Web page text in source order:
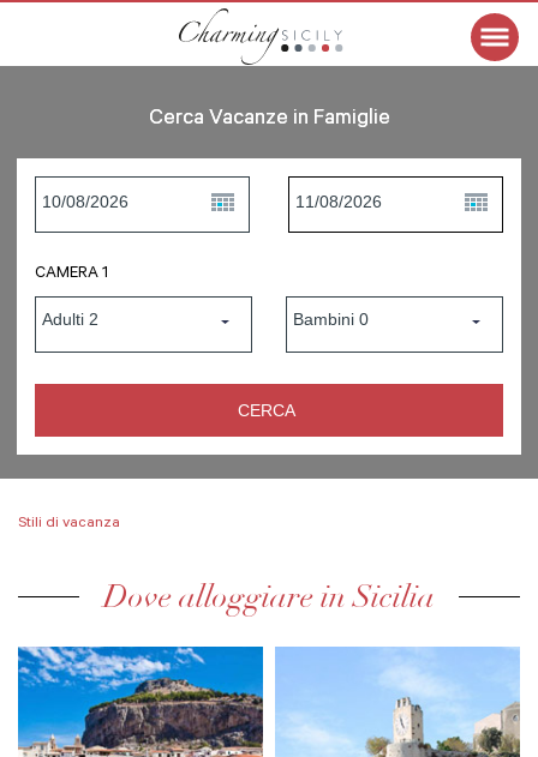
Cerca Vacanze in Famiglie
CAMERA 1
Stili di vacanza
Dove alloggiare in Sicilia